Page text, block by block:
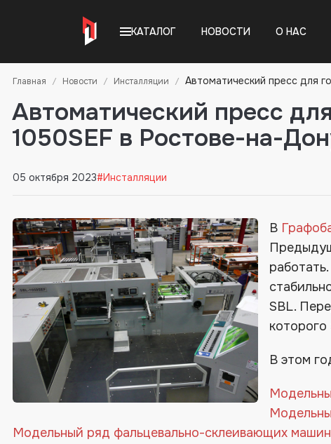
КАТАЛОГ НОВОСТИ О НАС
Главная Новости Инсталляции Автоматический пресс для
Автоматический пресс
1050SEF в Ростове-на-
05 октября 2023#Инсталляции
В
SBL.
В этом
Модельный ряд фальцевально-склеивающих